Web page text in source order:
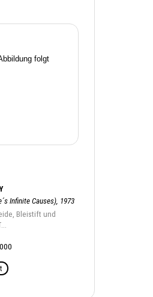
Infinite Causes), 1973
Bleistift und